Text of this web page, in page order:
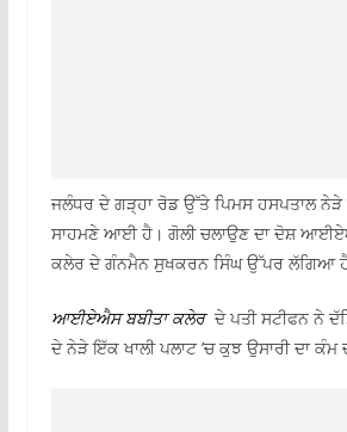
ਜਲੰਧਰ ਦੇ ਗੜ੍ਹਾ ਰੋਡ ਉੱਤੇ ਪਿਮਸ ਹਸਪਤਾਲ ਨੇੜੇ
ਸਾਹਮਣੇ ਆਈ ਹੈ। ਗੋਲੀ ਚਲਾਉਣ ਦਾ ਦੋਸ਼
ਕਲੇਰ ਦੇ ਗੰਨਮੈਨ ਸੁਖਕਰਨ ਸਿੰਘ ਉੱਪਰ ਲੱਗਿਆ
ਆਈਏਐਸ ਬਬੀਤਾ ਕਲੇਰ ਦੇ ਪਤੀ ਸਟੀਫਨ ਨੇ
ਦੇ ਨੇੜੇ ਇੱਕ ਖਾਲੀ ਪਲਾਟ ’ਚ ਕੁਝ ਉਸਾਰੀ ਦਾ ਕੰਮ